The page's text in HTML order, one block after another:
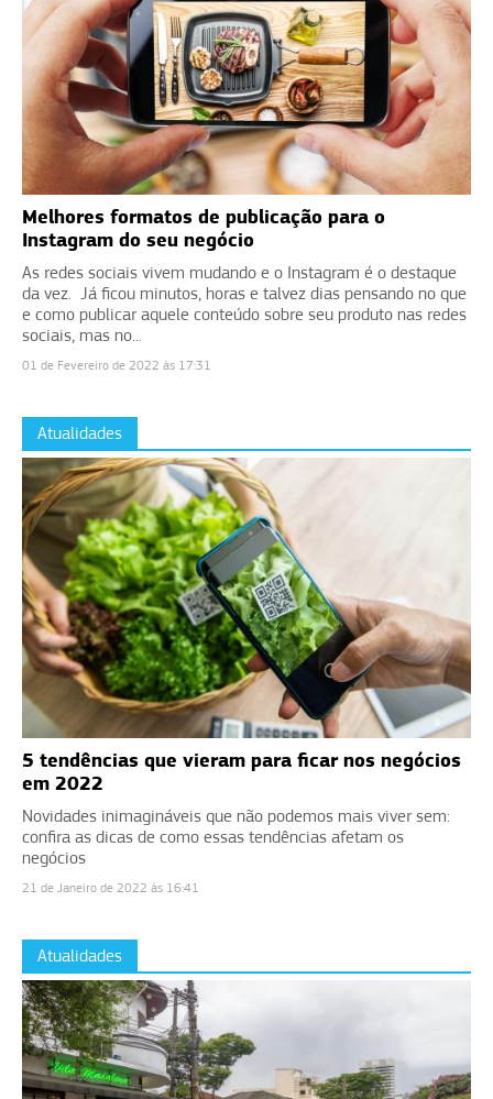
Melhores formatos de publicação para o
Instagram do seu negócio
As redes sociais vivem mudando e o Instagram é o destaque
da vez. Já ficou minutos, horas e talvez dias pensando no que
e como publicar aquele conteúdo sobre seu produto nas redes
sociais, mas no...
01 de Fevereiro de 2022 às 17:31
Atualidades
5 tendências que vieram para ficar nos negócios
em 2022
Novidades inimagináveis que não podemos mais viver sem:
confira as dicas de como essas tendências afetam os
negócios
21 de Janeiro de 2022 às 16:41
Atualidades